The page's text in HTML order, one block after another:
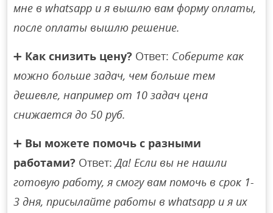
мне в whatsapp и я вышлю вам форму оплаты,
после оплаты вышлю решение.
➕ Как снизить цену? Ответ: Соберите как
можно больше задач, чем больше тем
дешевле, например от 10 задач цена
снижается до 50 руб.
➕ Вы можете помочь с разными
работами? Ответ:Да! Если вы не нашли
готовую работу, я смогу вам помочь в срок 1-
3 дня, присылайте работы в whatsapp и я их